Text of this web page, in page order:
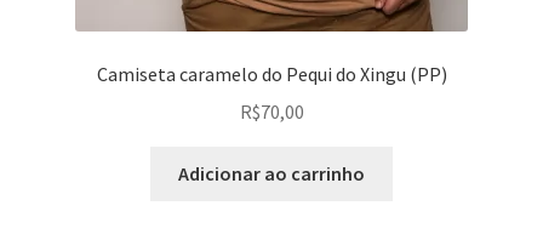
Camiseta caramelo do Pequi do Xingu (PP)
R$70,00
Adicionar ao carrinho